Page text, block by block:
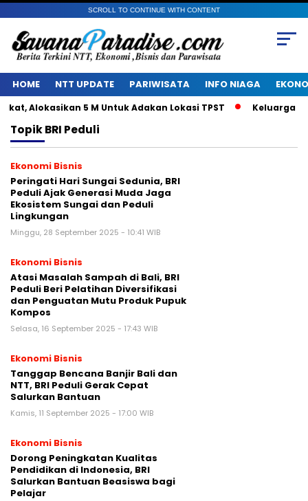
SCROLL TO CONTINUE WITH CONTENT
HOME NTT UPDATE PARIWISATA INFO NIAGA
Alokasikan 5 M Untuk Adakan Lokasi TPST Keluarga Alm
TopikBRI Peduli
Ekonomi Bisnis
Peringati Hari Sungai Sedunia, BRI
Peduli Ajak Generasi Muda Jaga
Ekosistem Sungai dan Peduli
Lingkungan
Minggu, 28 September 2025 - 10:41 WIB
Ekonomi Bisnis
Atasi Masalah Sampah di Bali, BRI
Peduli Beri Pelatihan Diversifikasi
dan Penguatan Mutu Produk Pupuk
Kompos
Selasa, 16 September 2025 - 17:43 WIB
Ekonomi Bisnis
Tanggap Bencana Banjir Bali dan
NTT, BRI Peduli Gerak Cepat
Salurkan Bantuan
Kamis, 11 September 2025 - 17:00 WIB
Ekonomi Bisnis
Dorong Peningkatan Kualitas
Pendidikan di Indonesia, BRI
Salurkan Bantuan Beasiswa bagi
Pelajar